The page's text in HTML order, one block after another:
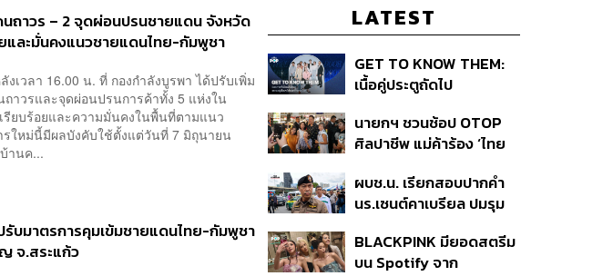
ถาวร – 2 จุดผ่อนปรนชายแดน จังหวัด
และมั่นคงแนวชายแดนไทย-กัมพูชา
เวลา 16.00 น. ที่ กองกำลังบูรพา ได้ปรับเพิ่ม
าวรและจุดผ่อนปรนการค้าทั้ง 5 แห่งใน
รียบร้อยและความมั่นคงในพื้นที่ตามแนว
ใหม่นี้มีผลบังคับใช้ตั้งแต่วันที่ 7 มิถุนายน
านค...
บมาตรการคุมเข้มชายแดนไทย-กัมพูชา
จ.สระแก้ว
LATEST
GET TO KNOW THEM:
เนื้อคู่ประตูถัดไป
นายกฯ ชวนช้อป OTOP
ศิลปาชีพ แม่ค้าร้อง ‘ไทย
ถามมีต่อไหม นายกฯ ตอบ
‘เดี๋ยวจะพยายาม’
ผบช.น. เรียกสอบปากคำ
นร.เซนต์คาเบรียล ปมรุม
ดำเนินคดีแล้ว
BLACKPINK มียอดสตรีม
บน Spotify จาก